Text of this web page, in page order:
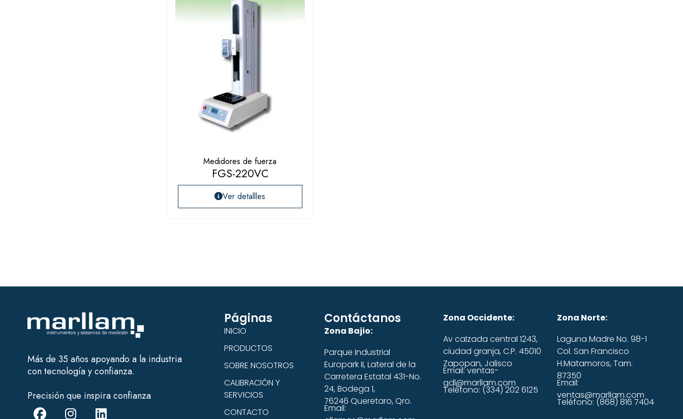
Medidores de fuerza
FGS-220VC
Ver detallles
Más de 35 años apoyando a la industria
con tecnología y confianza.
Precisión que inspira confianza
Páginas
INICIO
PRODUCTOS
SOBRE NOSOTROS
CALIBRACIÓN Y
SERVICIOS
CONTACTO
Contáctanos
Zona Bajio:
Parque Industrial
Europark II, Lateral de la
Carretera Estatal 431-No.
24, Bodega 1,
76246 Queretaro, Qro.
Email:
Zona Occidente:
Av calzada central 1243,
ciudad granja, C.P. 45010
Zapopan, Jalisco
Email: ventas-
gdl@marllam.com
Teléfono: (334) 202 6125
Zona Norte:
Laguna Madre No. 98-1
Col. San Francisco
H.Matamoros, Tam.
87350
Email:
ventas@marllam.com
Teléfono: (868) 816 7404